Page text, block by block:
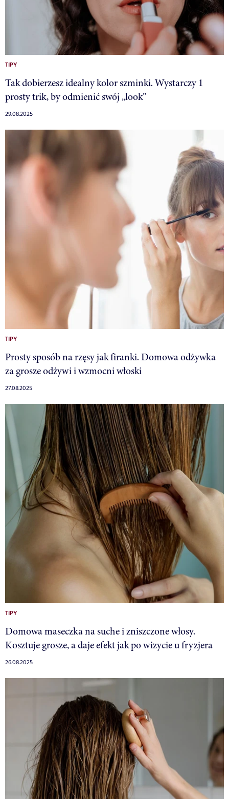
TIPY
Tak dobierzesz idealny kolor szminki. Wystarczy 1
prosty trik, by odmienić swój „look”
29.08.2025
TIPY
Prosty sposób na rzęsy jak firanki. Domowa odżywka
za grosze odżywi i wzmocni włoski
27.08.2025
TIPY
Domowa maseczka na suche i zniszczone włosy.
Kosztuje grosze, a daje efekt jak po wizycie u fryzjera
26.08.2025